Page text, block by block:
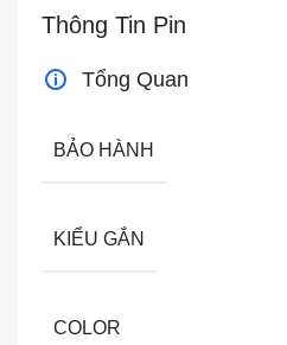
Thông Tin Pin
Tổng Quan
BẢO HÀNH
KIỂU GẮN
COLOR